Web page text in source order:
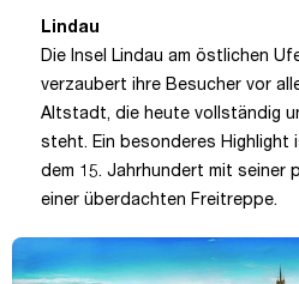
Lindau
Die Insel Lindau am östlichen
verzaubert ihre Besucher vor
Altstadt, die heute vollständig
steht. Ein besonderes Highlight
dem 15. Jahrhundert mit seiner
einer überdachten Freitreppe.